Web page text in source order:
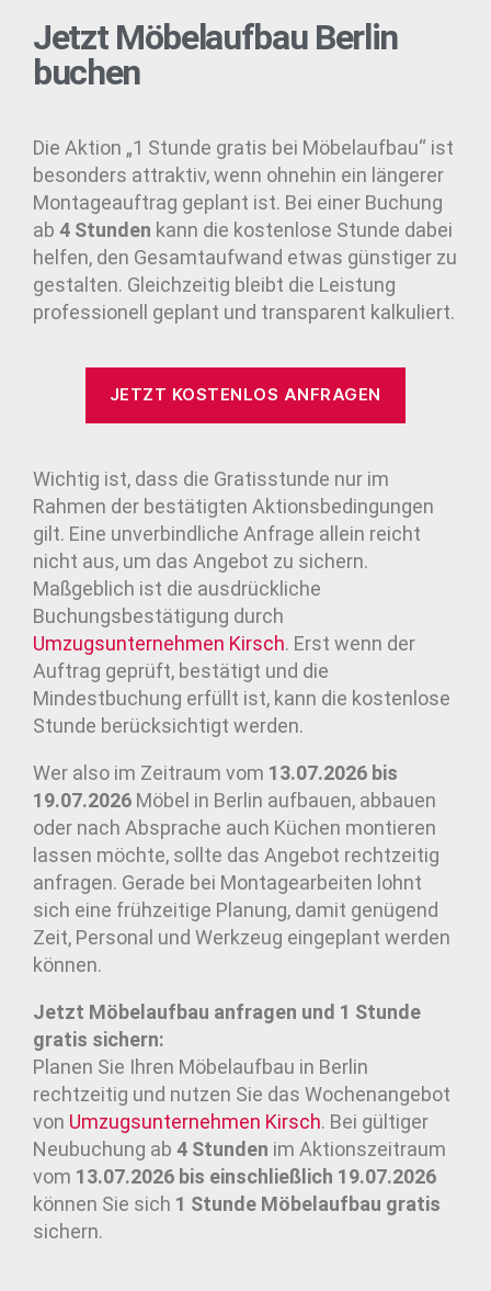
Jetzt Möbelaufbau Berlin
buchen
Die Aktion „1 Stunde gratis bei Möbelaufbau“ ist
besonders attraktiv, wenn ohnehin ein längerer
Montageauftrag geplant ist. Bei einer Buchung
ab 4 Stunden kann die kostenlose Stunde dabei
helfen, den Gesamtaufwand etwas günstiger zu
gestalten. Gleichzeitig bleibt die Leistung
professionell geplant und transparent kalkuliert.
JETZT KOSTENLOS ANFRAGEN
Wichtig ist, dass die Gratisstunde nur im
Rahmen der bestätigten Aktionsbedingungen
gilt. Eine unverbindliche Anfrage allein reicht
nicht aus, um das Angebot zu sichern.
Maßgeblich ist die ausdrückliche
Buchungsbestätigung durch
Umzugsunternehmen Kirsch. Erst wenn der
Auftrag geprüft, bestätigt und die
Mindestbuchung erfüllt ist, kann die kostenlose
Stunde berücksichtigt werden.
Wer also im Zeitraum vom 13.07.2026 bis
19.07.2026 Möbel in Berlin aufbauen, abbauen
oder nach Absprache auch Küchen montieren
lassen möchte, sollte das Angebot rechtzeitig
anfragen. Gerade bei Montagearbeiten lohnt
sich eine frühzeitige Planung, damit genügend
Zeit, Personal und Werkzeug eingeplant werden
können.
Jetzt Möbelaufbau anfragen und 1 Stunde
gratis sichern:
Planen Sie Ihren Möbelaufbau in Berlin
rechtzeitig und nutzen Sie das Wochenangebot
von Umzugsunternehmen Kirsch. Bei gültiger
Neubuchung ab 4 Stunden im Aktionszeitraum
vom 13.07.2026 bis einschließlich 19.07.2026
können Sie sich 1 Stunde Möbelaufbau gratis
sichern.